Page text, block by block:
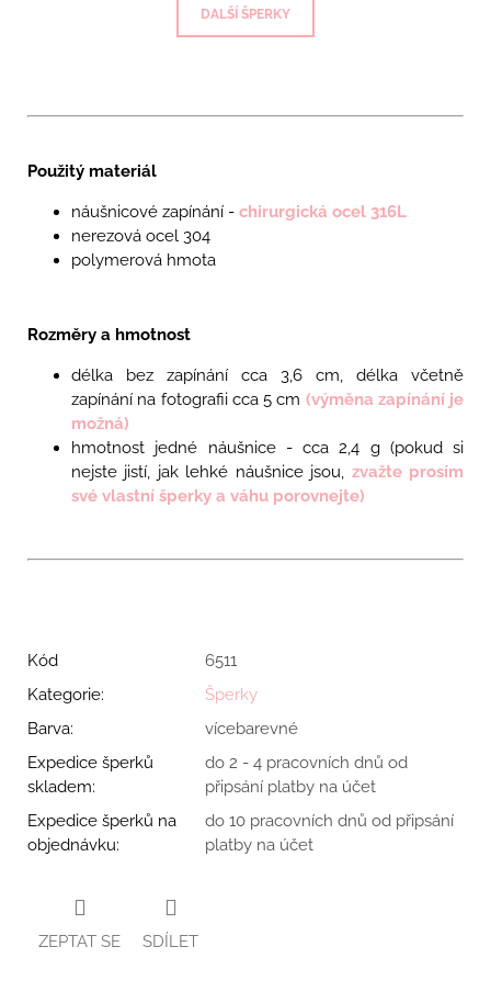
DALŠÍ ŠPERKY
Použitý materiál
náušnicové zapínání - chirurgická ocel 316L
nerezová ocel 304
polymerová hmota
Rozměry a hmotnost
délka bez zapínání cca 3,6 cm, délka včetně
zapínání na fotografii cca 5 cm (výměna zapínání je
možná)
hmotnost jedné náušnice - cca 2,4 g(pokud si
nejste jistí, jak lehké náušnice jsou, zvažte prosím
své vlastní šperky a váhu porovnejte)
Kód
6511
Kategorie:
Šperky
Barva:
vícebarevné
Expedice šperků
skladem:
do 2 - 4 pracovních dnů od
připsání platby na účet
Expedice šperků na
objednávku:
do 10 pracovních dnů od připsání
platby na účet
ZEPTAT SE SDÍLET